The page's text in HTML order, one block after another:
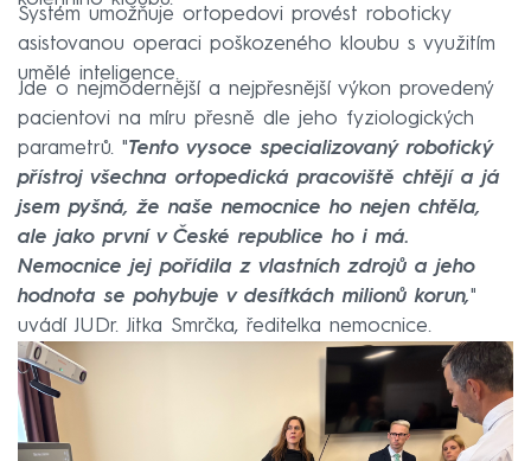
Systém umožňuje ortopedovi provést roboticky
asistovanou operaci poškozeného kloubu s využitím
umělé inteligence.
Jde o nejmodernější a nejpřesnější výkon provedený
pacientovi na míru přesně dle jeho fyziologických
parametrů. "Tento vysoce specializovaný robotický
přístroj všechna ortopedická pracoviště chtějí a já
jsem pyšná, že naše nemocnice ho nejen chtěla,
ale jako první v České republice ho i má.
Nemocnice jej pořídila z vlastních zdrojů a jeho
hodnota se pohybuje v desítkách milionů korun,"
uvádí JUDr. Jitka Smrčka, ředitelka nemocnice.